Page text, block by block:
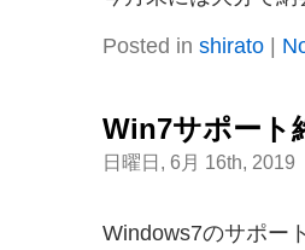
Posted in shirato|
Win7サポート
日曜日, 6月 16th, 2019
Windows7のサポー